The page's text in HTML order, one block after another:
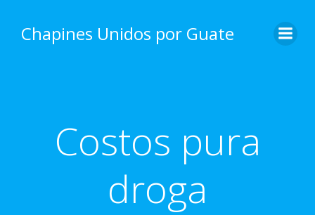
content
Chapines Unidos por Guate
Costos pura
droga